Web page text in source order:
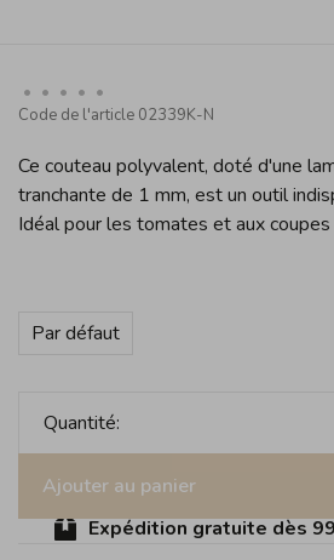
• • • • •
Code de l'article 02339K-N
Ce couteau polyvalent, doté d'une
tranchante de 1 mm, est un outil
Idéal pour les tomates et aux
Par défaut
Quantité:
Ajouter au panier
Expédition gratuite dès